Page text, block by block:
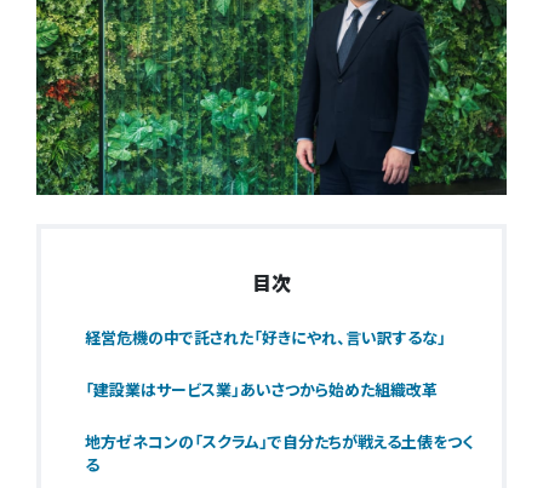
目次
経営危機の中で託された「好きにやれ、言い訳するな」
「建設業はサービス業」あいさつから始めた組織改革
地方ゼネコンの「スクラム」で自分たちが戦える土俵をつく
る